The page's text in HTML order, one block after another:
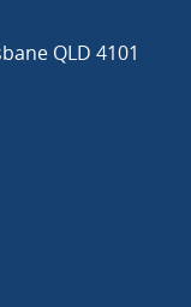
QLD 4101